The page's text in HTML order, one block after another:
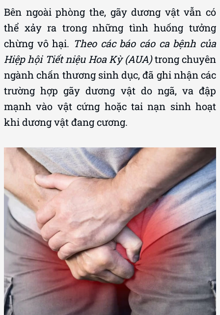
Bên ngoài phòng the, gãy dương vật vẫn có
thể xảy ra trong những tình huống tưởng
chừng vô hại. Theo các báo cáo ca bệnh của
Hiệp hội Tiết niệu Hoa Kỳ (AUA)trong chuyên
ngành chấn thương sinh dục, đã ghi nhận các
trường hợp gãy dương vật do ngã, va đập
mạnh vào vật cứng hoặc tai nạn sinh hoạt
khi dương vật đang cương.